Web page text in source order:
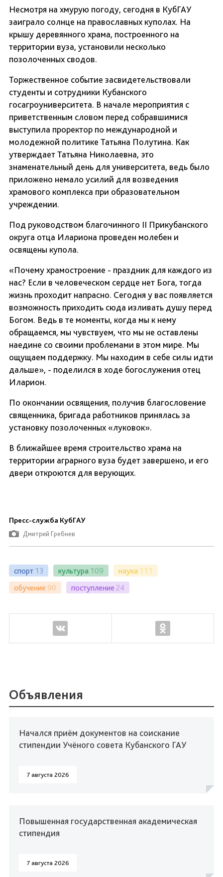
Несмотря на хмурую погоду, сегодня в КубГАУ
заиграло солнце на православных куполах. На
крышу деревянного храма, построенного на
территории вуза, установили несколько
позолоченных сводов.
Торжественное событие засвидетельствовали
студенты и сотрудники Кубанского
госагроуниверситета. В начале мероприятия с
приветственным словом перед собравшимися
выступила проректор по международной и
молодежной политике Татьяна Полутина. Как
утверждает Татьяна Николаевна, это
знаменательный день для университета, ведь было
приложено немало усилий для возведения
храмового комплекса при образовательном
учреждении.
Под руководством благочинного II Прикубанского
округа отца Илариона проведен молебен и
освящены купола.
«Почему храмостроение - праздник для каждого из
нас? Если в человеческом сердце нет Бога, тогда
жизнь проходит напрасно. Сегодня у вас появляется
возможность приходить сюда изливать душу перед
Богом. Ведь в те моменты, когда мы к нему
обращаемся, мы чувствуем, что мы не оставлены
наедине со своими проблемами в этом мире. Мы
ощущаем поддержку. Мы находим в себе силы идти
дальше», - поделился в ходе богослужения отец
Иларион.
По окончании освящения, получив благословение
священника, бригада работников принялась за
установку позолоченных «луковок».
В ближайшее время строительство храма на
территории аграрного вуза будет завершено, и его
двери откроются для верующих.
Пресс-служба КубГАУ
Дмитрий Гребнев
спорт 13 культура 109 наука 111
обучение 90 поступление 24
Объявления
Начался приём документов на соискание
стипендии Учёного совета Кубанского ГАУ
7 августа 2026
Повышенная государственная академическая
стипендия
7 августа 2026